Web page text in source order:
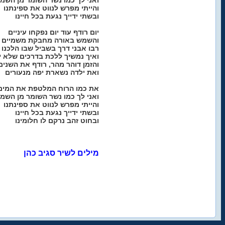
והייתי מפרש לנווט את ספינתנו
ובשתי ידייך נגעת בכל חיינו
יום רודף עוד יום נפקחו עיניים
והשמש באורה מחבקת משמיים
רבו אבני דרך בשביל שבו הלכנו
ואיך נמשיך ללכת בדרכים שלא
והזמן דוהר מהר, רודף את
ואת ילדה נשארת יפה מנעורים
את כמו הרוח המלטפת את
ואני לך כמו נשר השומר מן
והייתי מפרש לנווט את ספינתנו
ובשתי ידייך נגעת בכל חיינו
ובחוט זהב נרקם לו חלומינו
מילים לשיר סגיב כהן